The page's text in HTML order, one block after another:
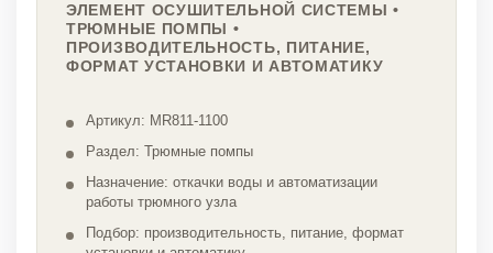
ЭЛЕМЕНТ ОСУШИТЕЛЬНОЙ СИСТЕМЫ •
ТРЮМНЫЕ ПОМПЫ •
ПРОИЗВОДИТЕЛЬНОСТЬ, ПИТАНИЕ,
ФОРМАТ УСТАНОВКИ И АВТОМАТИКУ
Артикул: MR811-1100
Раздел: Трюмные помпы
Назначение: откачки воды и автоматизации
работы трюмного узла
Подбор: производительность, питание, формат